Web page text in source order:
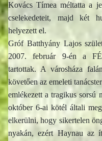
Kovács Tímea méltatta a
cselekedeteit, majd két
helyezett el.
Gróf Batthyány Lajos
2007. február 9-én a
tartottak. A városháza
követően az emeleti
emlékezett a tragikus sorsú
október 6-ai kötél általi
elkerülni, hogy sikertelen
nyakán, ezért Haynau az